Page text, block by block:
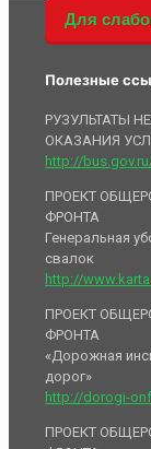
Для
Полезные
РУЗУЛЬТАТЫ
ОКАЗАНИЯ
http://
ПРОЕКТ
ФРОНТА
Генеральная
свалок
http://
ПРОЕКТ
ФРОНТА
«Дорожная
дорог»
http://dorogi-
ПРОЕКТ